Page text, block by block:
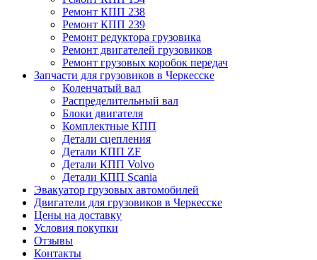
Ремонт КПП 238
Ремонт КПП 239
Ремонт редуктора грузовика
Ремонт двигателей грузовиков
Ремонт грузовых коробок передач
Запчасти для грузовиков в Черкесске
Коленчатый вал
Распределительный вал
Блоки двигателя
Комплектные КПП
Детали сцепления
Детали КПП ZF
Детали КПП Volvo
Детали КПП Scania
Эвакуатор грузовых автомобилей
Двигатели для грузовиков в Черкесске
Цены на доставку
Условия покупки
Отзывы
Контакты